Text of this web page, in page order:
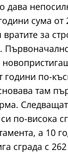
дава
сума от
за
години по-
там
по-висока
а 10
сграда с